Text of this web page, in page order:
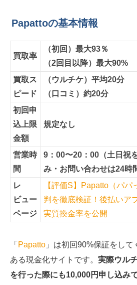
Papattoの基本情報
買取率
（初回）最大93％
（2回目以降）最大90%
買取ス
ピード
（ウルチケ）平均20分
（口コミ）約20分
初回申
込上限
金額
規定なし
営業時
間
9：00〜20：00（土日
み・お問い合わせは24時
レ
ビュー
ページ
【評価S】Papatto（パ
判を徹底検証！後払いア
実質換金率を公開
「 Papatto 」は初回90%保証をし
ある現金化サイトです。 実際ウル
を行った際にも10,000円申し込み